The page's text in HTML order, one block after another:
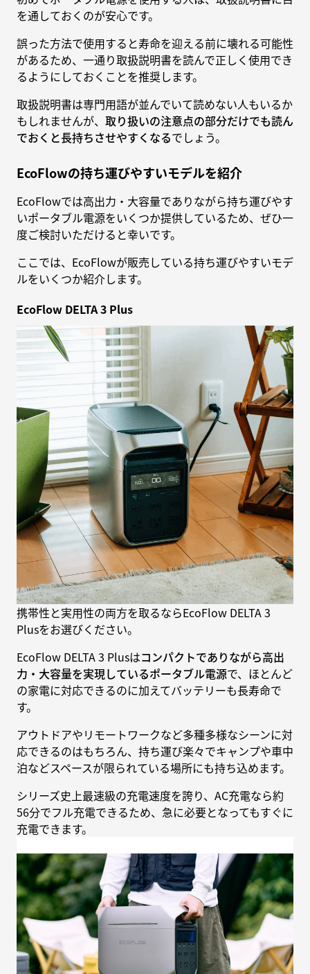
を通しておくのが安心です。
誤った方法で使用すると寿命を迎える前に壊れる可能性
があるため、一通り取扱説明書を読んで正しく使用でき
るようにしておくことを推奨します。
取扱説明書は専門用語が並んでいて読めない人もいるか
もしれませんが、 取り扱いの注意点の部分だけでも読ん
でおくと長持ちさせやすくなるでしょう。
EcoFlowの持ち運びやすいモデルを紹介
EcoFlowでは高出力・大容量でありながら持ち運びやす
いポータブル電源をいくつか提供しているため、ぜひ一
度ご検討いただけると幸いです。
ここでは、EcoFlowが販売している持ち運びやすいモデ
ルをいくつか紹介します。
EcoFlow DELTA 3 Plus
携帯性と実用性の両方を取るならEcoFlow DELTA 3
Plusをお選びください。
EcoFlow DELTA 3 Plusはコンパクトでありながら高出
力・大容量を実現しているポータブル電源で、ほとんど
の家電に対応できるのに加えてバッテリーも長寿命で
す。
アウトドアやリモートワークなど多種多様なシーンに対
応できるのはもちろん、持ち運び楽々でキャンプや車中
泊などスペースが限られている場所にも持ち込めます。
シリーズ史上最速級の充電速度を誇り、AC充電なら約
56分でフル充電できるため、急に必要となってもすぐに
充電できます。